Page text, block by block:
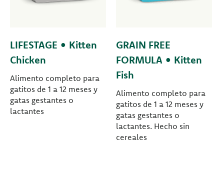
LIFESTAGE • Kitten
Chicken
Alimento completo para
gatitos de 1 a 12 meses y
gatas gestantes o
lactantes
GRAIN FREE
FORMULA • Kitten
Fish
Alimento completo para
gatitos de 1 a 12 meses y
gatas gestantes o
lactantes. Hecho sin
cereales